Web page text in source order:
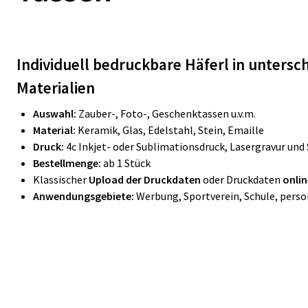
Individuell bedruckbare Häferl in
Materialien
Auswahl: Zauber-, Foto-, Geschenktassen u.v.m.
Material: Keramik, Glas, Edelstahl, Stein, Emaille
Druck: 4c Inkjet- oder Sublimationsdruck, Lasergravur
Bestellmenge: ab 1 Stück
Klassischer Upload der Druckdaten oder Druckdaten
Anwendungsgebiete: Werbung, Sportverein, Schule,